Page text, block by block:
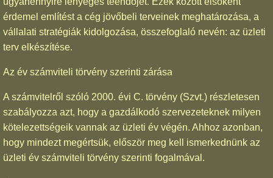
érdemel említést a cég jövőbeli terveinek meghatározása, a
vállalati stratégiák kidolgozása, összefoglaló nevén: az üzleti
terv elkészítése.
Az év számviteli törvény szerinti zárása
A számvitelről szóló 2000. évi C. törvény (Szvt.) részletesen
szabályozza azt, hogy a gazdálkodó szervezeteknek milyen
kötelezettségeik vannak az üzleti év végén. Ahhoz azonban,
hogy mindezt megértsük, először meg kell ismerkednünk az
üzleti év számviteli törvény szerinti fogalmával.